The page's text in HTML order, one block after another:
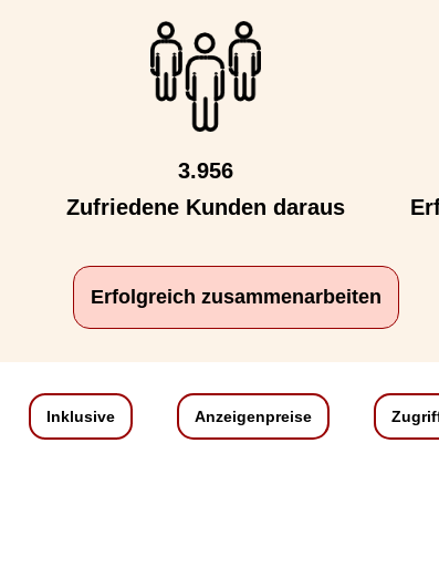
3.956
Zufriedene Kunden daraus
Erfolgreich zusammenarbeiten
Inklusive Anzeigenpreise